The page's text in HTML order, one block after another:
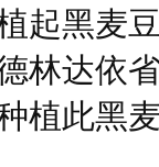
起黑麦
林达依
植此黑